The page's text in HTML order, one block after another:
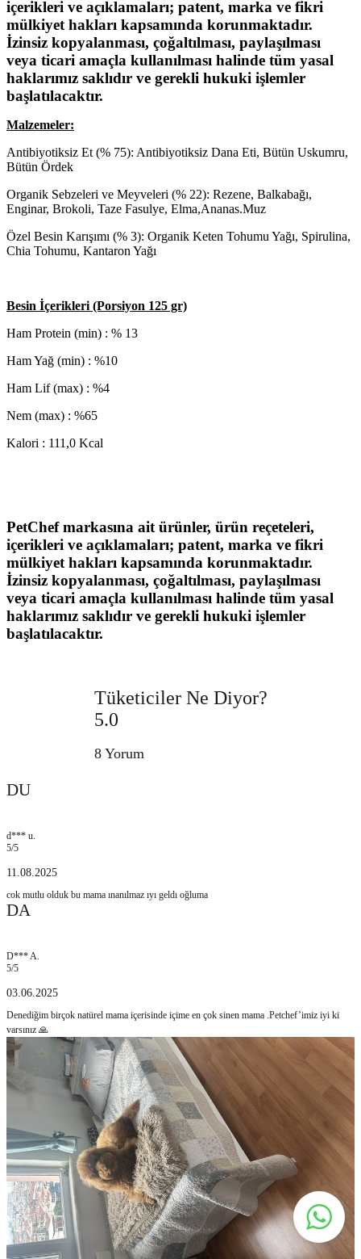
içerikleri ve açıklamaları; patent, marka ve fikri
mülkiyet hakları kapsamında korunmaktadır.
İzinsiz kopyalanması, çoğaltılması, paylaşılması
veya ticari amaçla kullanılması halinde tüm yasal
haklarımız saklıdır ve gerekli hukuki işlemler
başlatılacaktır.
Malzemeler:
Antibiyotiksiz Et (% 75): Antibiyotiksiz Dana Eti, Bütün Uskumru,
Bütün Ördek
Organik Sebzeleri ve Meyveleri (% 22): Rezene, Balkabağı,
Enginar, Brokoli, Taze Fasulye, Elma,Ananas.Muz
Özel Besin Karışımı (% 3): Organik Keten Tohumu Yağı, Spirulina,
Chia Tohumu, Kantaron Yağı
Besin İçerikleri (Porsiyon 125 gr)
Ham Protein (min) : % 13
Ham Yağ (min) : %10
Ham Lif (max) : %4
Nem (max) : %65
Kalori : 111,0 Kcal
PetChef markasına ait ürünler, ürün reçeteleri,
içerikleri ve açıklamaları; patent, marka ve fikri
mülkiyet hakları kapsamında korunmaktadır.
İzinsiz kopyalanması, çoğaltılması, paylaşılması
veya ticari amaçla kullanılması halinde tüm yasal
haklarımız saklıdır ve gerekli hukuki işlemler
başlatılacaktır.
Tüketiciler Ne Diyor?
5.0
8 Yorum
DU
d*** u.
5/5
11.08.2025
cok mutlu olduk bu mama ınanılmaz ıyı geldı oğluma
DA
D*** A.
5/5
03.06.2025
Denediğim birçok natürel mama içerisinde içime en çok sinen mama .Petchef’imiz iyi ki
varsınız 🙏